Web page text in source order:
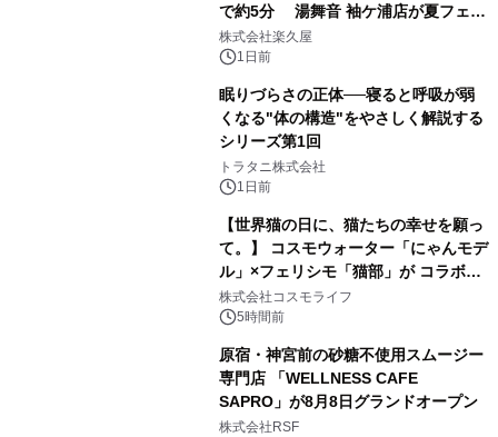
で約5分 湯舞音 袖ケ浦店が夏フェア
メニューを提供
株式会社楽久屋
1日前
眠りづらさの正体──寝ると呼吸が弱
くなる"体の構造"をやさしく解説する
シリーズ第1回
トラタニ株式会社
1日前
【世界猫の日に、猫たちの幸せを願っ
て。】 コスモウォーター「にゃんモデ
ル」×フェリシモ「猫部」が コラボキ
ャンペーンを実施
株式会社コスモライフ
5時間前
原宿・神宮前の砂糖不使用スムージー
専門店 「WELLNESS CAFE
SAPRO」が8月8日グランドオープン
株式会社RSF